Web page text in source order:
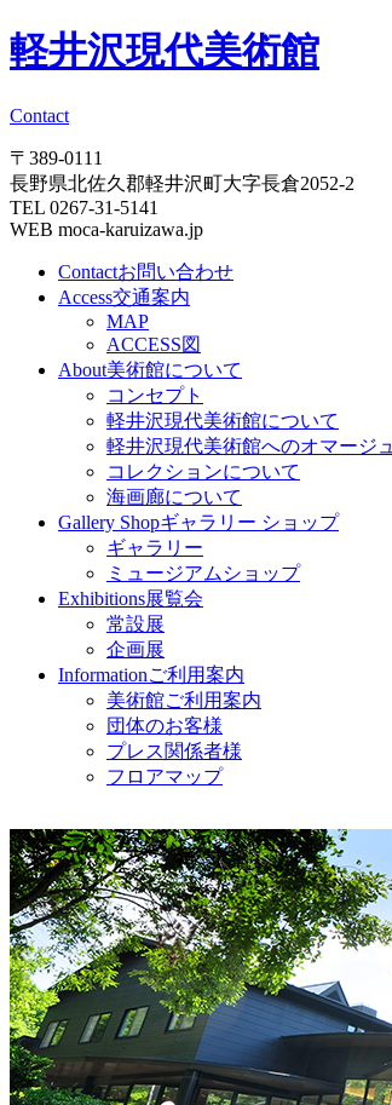
軽井沢現代美術館
Contact
〒389-0111
長野県北佐久郡軽井沢町大字長倉2052-2
TEL 0267-31-5141
WEB moca-karuizawa.jp
Contactお問い合わせ
Access交通案内
MAP
ACCESS図
About美術館について
コンセプト
軽井沢現代美術館について
軽井沢現代美術館へのオマージュ
コレクションについて
海画廊について
Gallery Shopギャラリー ショップ
ギャラリー
ミュージアムショップ
Exhibitions展覧会
常設展
企画展
Informationご利用案内
美術館ご利用案内
団体のお客様
プレス関係者様
フロアマップ